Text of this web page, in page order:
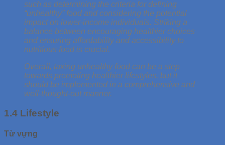
such as determining the criteria for defining
“unhealthy” food and considering the potential
impact on lower-income individuals. Striking a
balance between encouraging healthier choices
and ensuring affordability and accessibility to
nutritious food is crucial.
Overall, taxing unhealthy food can be a step
towards promoting healthier lifestyles, but it
should be implemented in a comprehensive and
well-thought-out manner.
1.4 Lifestyle
Từ vựng